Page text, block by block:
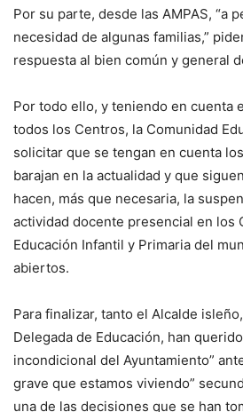
Por su parte, desde las AMPAS, “a
necesidad de algunas familias,”
respuesta al bien común y general
Por todo ello, y teniendo en cuenta
todos los Centros, la Comunidad
solicitar que se tengan en cuenta
barajan en la actualidad y que
hacen, más que necesaria, la
actividad docente presencial en los
Educación Infantil y Primaria del
abiertos.
Para finalizar, tanto el Alcalde
Delegada de Educación, han
incondicional del Ayuntamiento”
grave que estamos viviendo”
una de las decisiones que se han